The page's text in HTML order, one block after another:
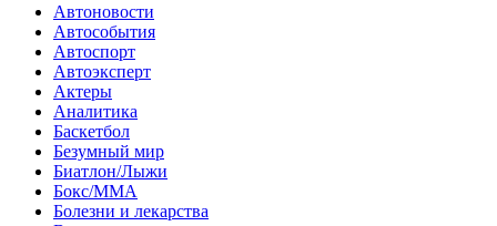
Автоновости
Автособытия
Автоспорт
Автоэксперт
Актеры
Аналитика
Баскетбол
Безумный мир
Биатлон/Лыжи
Бокс/MMA
Болезни и лекарства